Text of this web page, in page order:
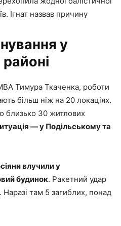
Ігнат назвав причину
у
Тимура Ткаченка, роботи
більш ніж на 20 локаціях.
близько 30 житлових
— у Подільському та
влучили у
будинок. Ракетний удар
Наразі там 5 загиблих, понад